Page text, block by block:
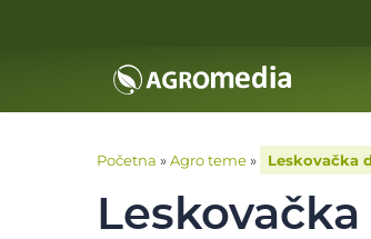
Početna »Agro teme» Leskovačka